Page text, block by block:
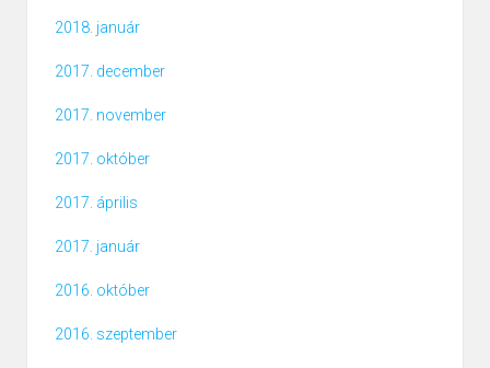
2018. január
2017. december
2017. november
2017. október
2017. április
2017. január
2016. október
2016. szeptember